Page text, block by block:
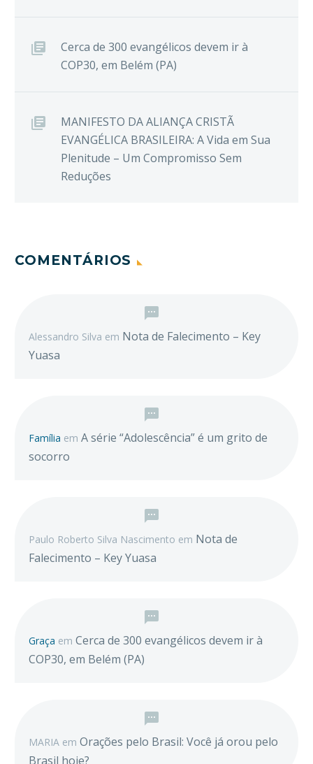
Cerca de 300 evangélicos devem ir à
COP30, em Belém (PA)
MANIFESTO DA ALIANÇA CRISTÃ
EVANGÉLICA BRASILEIRA: A Vida em Sua
Plenitude – Um Compromisso Sem
Reduções
COMENTÁRIOS
Alessandro Silva em Nota de Falecimento – Key
Yuasa
Família em A série “Adolescência” é um grito de
socorro
Paulo Roberto Silva Nascimento em Nota de
Falecimento – Key Yuasa
Graça em Cerca de 300 evangélicos devem ir à
COP30, em Belém (PA)
MARIA em Orações pelo Brasil: Você já orou pelo
Brasil hoje?